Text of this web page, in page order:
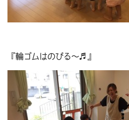
『輪ゴムはのびる～♬』